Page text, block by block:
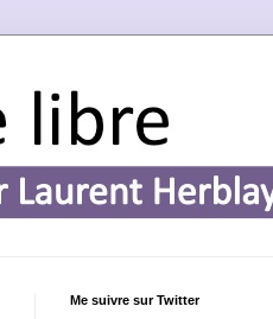
Me suivre sur Twitter